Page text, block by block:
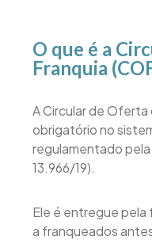
O que é a
Franquia
A Circular de
obrigatório no
regulamentado pela
13.966/19).
Ele é entregue
a franqueados